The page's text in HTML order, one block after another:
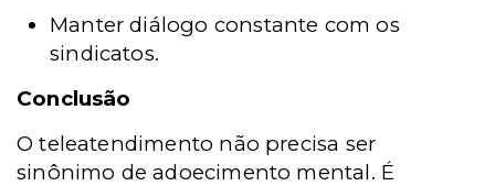
Manter diálogo constante com os
sindicatos.
Conclusão
O teleatendimento não precisa ser
sinônimo de adoecimento mental. É